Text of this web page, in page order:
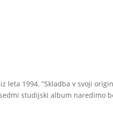
leta 1994. ”Skladba v svoji
studijski album naredimo